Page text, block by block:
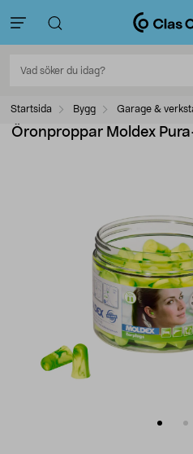
Startsida Bygg Garage &
Öronproppar Moldex